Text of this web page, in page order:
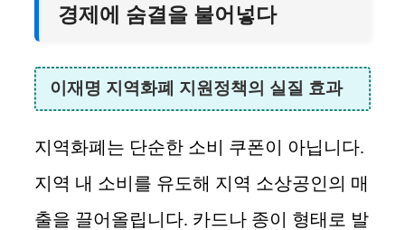
경제에 숨결을 불어넣다
이재명 지역화폐 지원정책의 실질 효과
지역화폐는 단순한 소비 쿠폰이 아닙니다.
지역 내 소비를 유도해 지역 소상공인의 매
출을 끌어올립니다. 카드나 종이 형태로 발